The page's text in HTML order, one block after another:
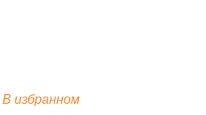
В избранном